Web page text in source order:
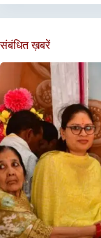
संबंधित ख़बरें